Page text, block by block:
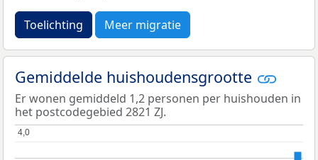
Toelichting Meer migratie
Gemiddelde huishoudensgrootte
Er wonen gemiddeld 1,2 personen per huishouden in
het postcodegebied 2821 ZJ.
4,0
4,0